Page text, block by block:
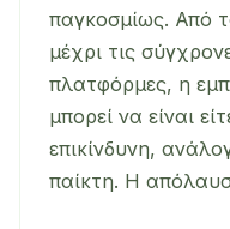
παγκοσμίως. Από
μέχρι τις
πλατφόρμες, η
μπορεί να είναι
επικίνδυνη,
παίκτη. Η